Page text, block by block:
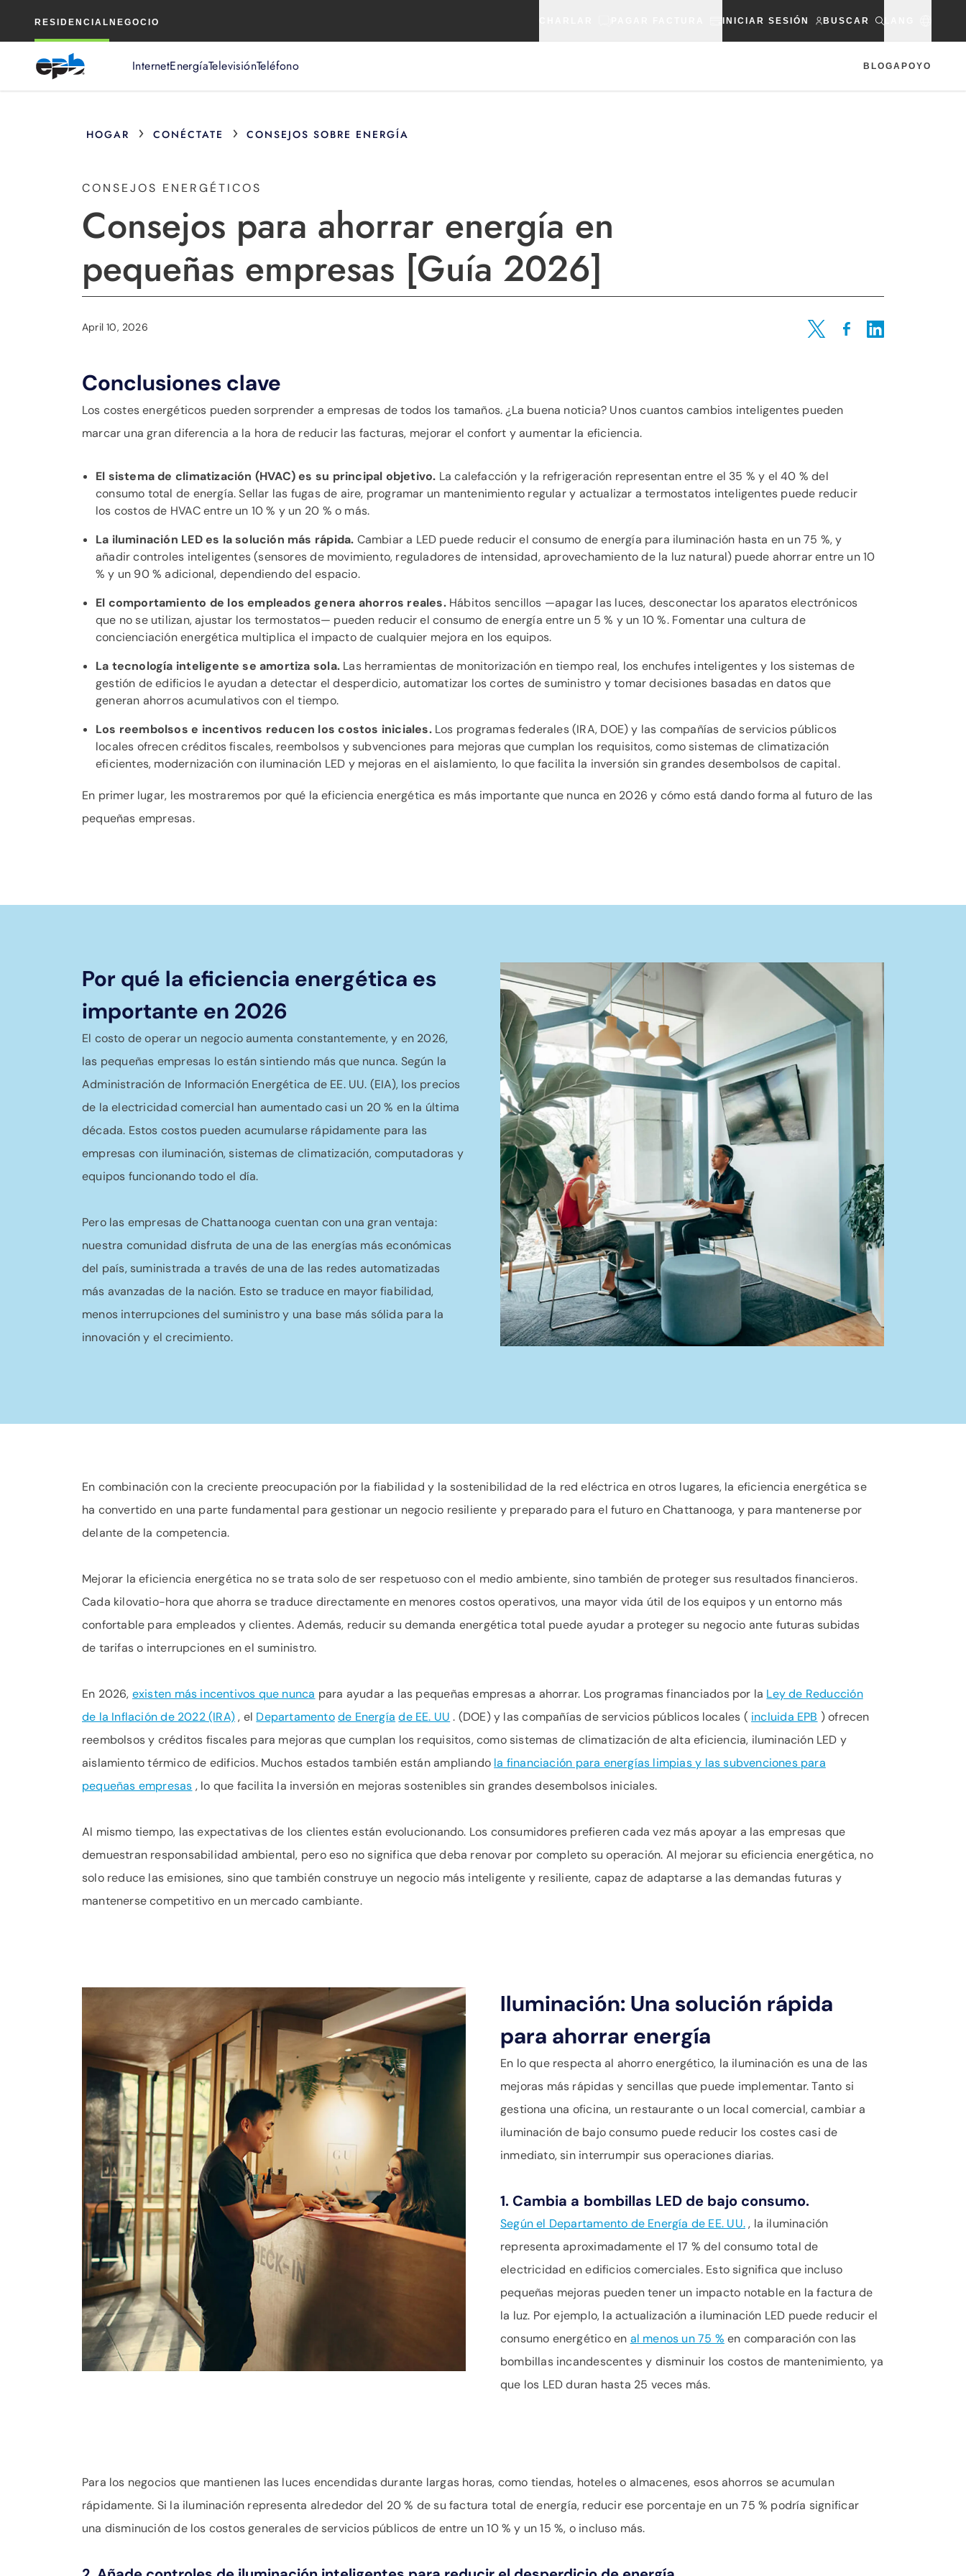
RESIDENCIAL NEGOCIO INICIAR SESIÓN BUSCAR
InternetEnergíaTelevisiónTeléfono BLOGAPOYO
principal
HOGAR › CONÉCTATE › CONSEJOS SOBRE ENERGÍA
CONSEJOS ENERGÉTICOS
Consejos para ahorrar energía en
pequeñas empresas [Guía 2026]
April 10, 2026 Share on Twitter
Share on Facebook
Share on LinkedIn
Conclusiones clave
Los costes energéticos pueden sorprender a empresas de todos los tamaños. ¿La buena noticia? Unos cuantos cambios inteligentes pueden
marcar una gran diferencia a la hora de reducir las facturas, mejorar el confort y aumentar la eficiencia.
El sistema de climatización (HVAC) es su principal objetivo. La calefacción y la refrigeración representan entre el 35 % y el 40 % del
consumo total de energía. Sellar las fugas de aire, programar un mantenimiento regular y actualizar a termostatos inteligentes puede reducir
los costos de HVAC entre un 10 % y un 20 % o más.
La iluminación LED es la solución más rápida. Cambiar a LED puede reducir el consumo de energía para iluminación hasta en un 75 %, y
añadir controles inteligentes (sensores de movimiento, reguladores de intensidad, aprovechamiento de la luz natural) puede ahorrar entre un 10
% y un 90 % adicional, dependiendo del espacio.
El comportamiento de los empleados genera ahorros reales.Hábitos sencillos —apagar las luces, desconectar los aparatos electrónicos
que no se utilizan, ajustar los termostatos— pueden reducir el consumo de energía entre un 5 % y un 10 %. Fomentar una cultura de
concienciación energética multiplica el impacto de cualquier mejora en los equipos.
La tecnología inteligente se amortiza sola.Las herramientas de monitorización en tiempo real, los enchufes inteligentes y los sistemas de
gestión de edificios le ayudan a detectar el desperdicio, automatizar los cortes de suministro y tomar decisiones basadas en datos que
generan ahorros acumulativos con el tiempo.
Los reembolsos e incentivos reducen los costos iniciales.Los programas federales (IRA, DOE) y las compañías de servicios públicos
locales ofrecen créditos fiscales, reembolsos y subvenciones para mejoras que cumplan los requisitos, como sistemas de climatización
eficientes, modernización con iluminación LED y mejoras en el aislamiento, lo que facilita la inversión sin grandes desembolsos de capital.
En primer lugar, les mostraremos por qué la eficiencia energética es más importante que nunca en 2026 y cómo está dando forma al futuro de las
pequeñas empresas.
Por qué la eficiencia energética es
importante en 2026
El costo de operar un negocio aumenta constantemente, y en 2026,
las pequeñas empresas lo están sintiendo más que nunca. Según la
Administración de Información Energética de EE. UU. (EIA), los precios
de la electricidad comercial han aumentado casi un 20 % en la última
década. Estos costos pueden acumularse rápidamente para las
empresas con iluminación, sistemas de climatización, computadoras y
equipos funcionando todo el día.
Pero las empresas de Chattanooga cuentan con una gran ventaja:
nuestra comunidad disfruta de una de las energías más económicas
del país, suministrada a través de una de las redes automatizadas
más avanzadas de la nación. Esto se traduce en mayor fiabilidad,
menos interrupciones del suministro y una base más sólida para la
innovación y el crecimiento.
En combinación con la creciente preocupación por la fiabilidad y la sostenibilidad de la red eléctrica en otros lugares, la eficiencia energética se
ha convertido en una parte fundamental para gestionar un negocio resiliente y preparado para el futuro en Chattanooga, y para mantenerse por
delante de la competencia.
Mejorar la eficiencia energética no se trata solo de ser respetuoso con el medio ambiente, sino también de proteger sus resultados financieros.
Cada kilovatio-hora que ahorra se traduce directamente en menores costos operativos, una mayor vida útil de los equipos y un entorno más
confortable para empleados y clientes. Además, reducir su demanda energética total puede ayudar a proteger su negocio ante futuras subidas
de tarifas o interrupciones en el suministro.
En 2026, existen más incentivos que nunca para ayudar a las pequeñas empresas a ahorrar. Los programas financiados por la Ley de Reducción
de la Inflación de 2022 (IRA), el Departamento de Energía de EE. UU . (DOE) y las compañías de servicios públicos locales ( incluida EPB ) ofrecen
reembolsos y créditos fiscales para mejoras que cumplan los requisitos, como sistemas de climatización de alta eficiencia, iluminación LED y
aislamiento térmico de edificios. Muchos estados también están ampliando la financiación para energías limpias y las subvenciones para
pequeñas empresas , lo que facilita la inversión en mejoras sostenibles sin grandes desembolsos iniciales.
Al mismo tiempo, las expectativas de los clientes están evolucionando. Los consumidores prefieren cada vez más apoyar a las empresas que
demuestran responsabilidad ambiental, pero eso no significa que deba renovar por completo su operación. Al mejorar su eficiencia energética, no
solo reduce las emisiones, sino que también construye un negocio más inteligente y resiliente, capaz de adaptarse a las demandas futuras y
mantenerse competitivo en un mercado cambiante.
Iluminación: Una solución rápida
para ahorrar energía
En lo que respecta al ahorro energético, la iluminación es una de las
mejoras más rápidas y sencillas que puede implementar. Tanto si
gestiona una oficina, un restaurante o un local comercial, cambiar a
iluminación de bajo consumo puede reducir los costes casi de
inmediato, sin interrumpir sus operaciones diarias.
1. Cambia a bombillas LED de bajo consumo.
Según el Departamento de Energía de EE. UU., la iluminación
representa aproximadamente el 17 % del consumo total de
electricidad en edificios comerciales. Esto significa que incluso
pequeñas mejoras pueden tener un impacto notable en la factura de
la luz. Por ejemplo, la actualización a iluminación LED puede reducir el
consumo energético en al menos un 75 % en comparación con las
bombillas incandescentes y disminuir los costos de mantenimiento, ya
que los LED duran hasta 25 veces más.
Para los negocios que mantienen las luces encendidas durante largas horas, como tiendas, hoteles o almacenes, esos ahorros se acumulan
rápidamente. Si la iluminación representa alrededor del 20 % de su factura total de energía, reducir ese porcentaje en un 75 % podría significar
una disminución de los costos generales de servicios públicos de entre un 10 % y un 15 %, o incluso más.